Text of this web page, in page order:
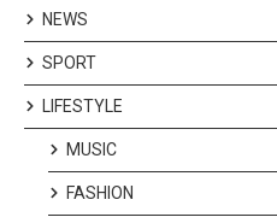
NEWS
SPORT
LIFESTYLE
MUSIC
FASHION